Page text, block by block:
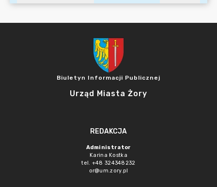
Biuletyn Informacji Publicznej
Urząd Miasta Żory
REDAKCJA
Administrator
Karina Kostka
tel. +48 324348232
or@um.zory.pl